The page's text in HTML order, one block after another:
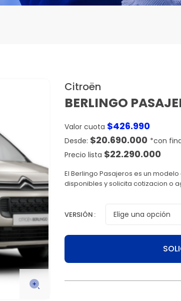
Citroën
BERLINGO
Valor cuota $426.990
$20.690.000
Precio lista $22.290.000
El Berlingo Pasajeros es un
disponibles y solicita cotizacion o
VERSIÓN